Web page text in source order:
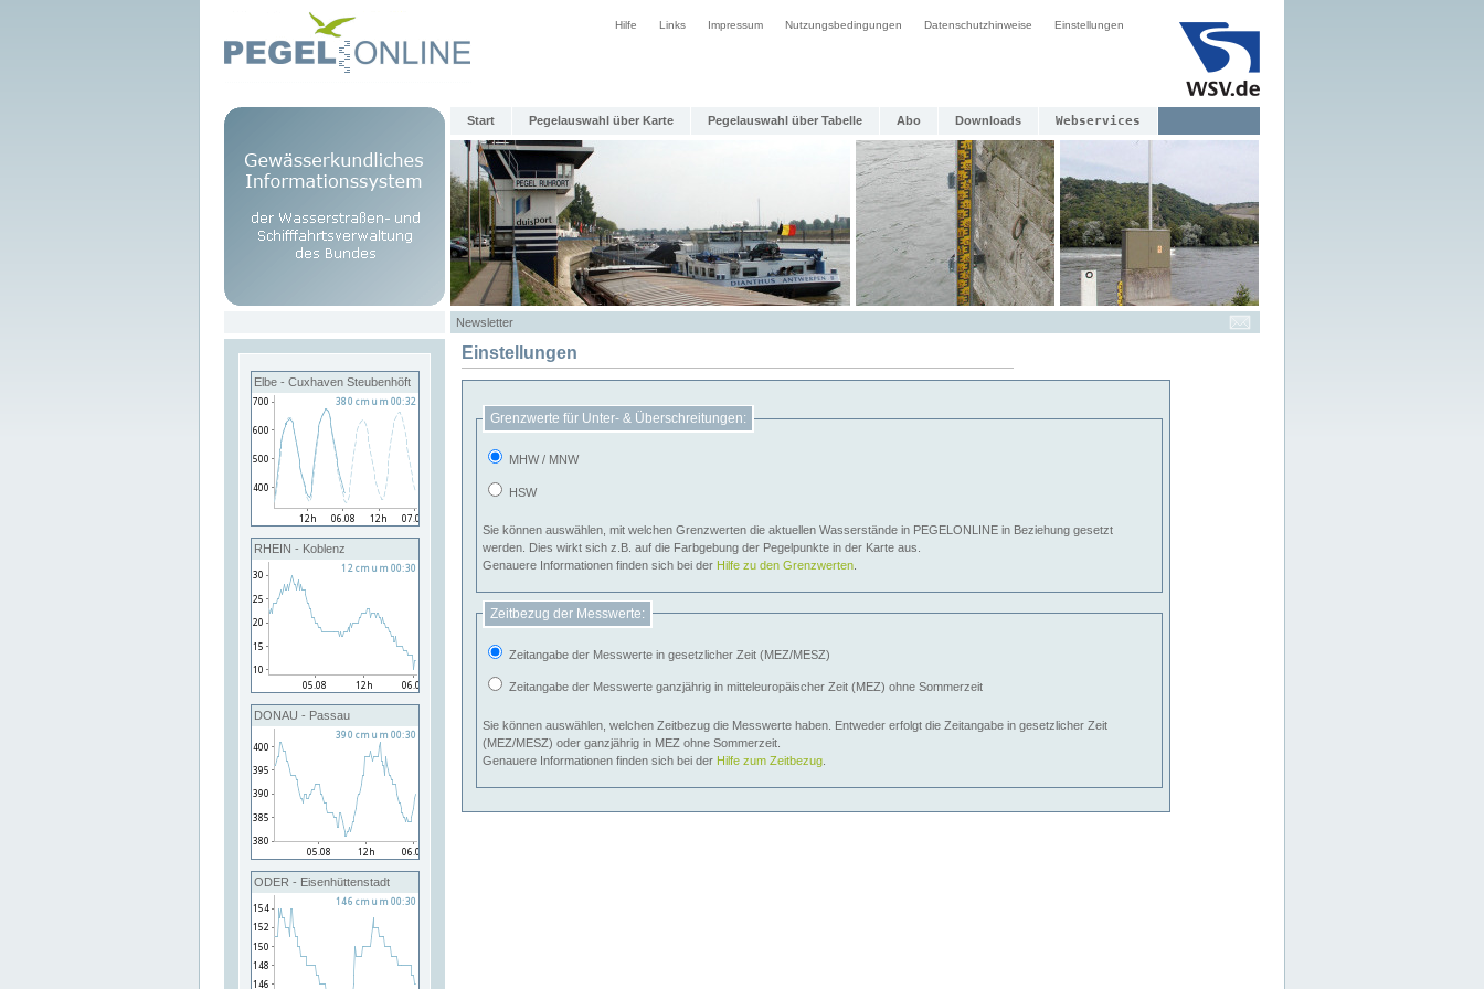
Hilfe Links Impressum Nutzungsbedingungen Datenschutzhinweise Einstellungen
Start Pegelauswahl über Karte Pegelauswahl über Tabelle Abo Downloads Webservices
Newsletter
Elbe - Cuxhaven Steubenhöft
RHEIN - Koblenz
DONAU - Passau
ODER - Eisenhüttenstadt
Einstellungen
Grenzwerte für Unter- & Überschreitungen:
MHW / MNW
HSW
Sie können auswählen, mit welchen Grenzwerten die aktuellen Wasserstände in PEGELONLINE in Beziehung gesetzt
werden. Dies wirkt sich z.B. auf die Farbgebung der Pegelpunkte in der Karte aus.
Genauere Informationen finden sich bei der Hilfe zu den Grenzwerten
Zeitbezug der Messwerte:
Zeitangabe der Messwerte in gesetzlicher Zeit (MEZ/MESZ)
Zeitangabe der Messwerte ganzjährig in mitteleuropäischer Zeit (MEZ) ohne Sommerzeit
Sie können auswählen, welchen Zeitbezug die Messwerte haben. Entweder erfolgt die Zeitangabe in gesetzlicher Zeit
(MEZ/MESZ) oder ganzjährig in MEZ ohne Sommerzeit.
Genauere Informationen finden sich bei der Hilfe zum Zeitbezug